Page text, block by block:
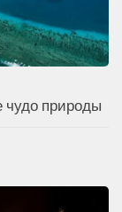
природы